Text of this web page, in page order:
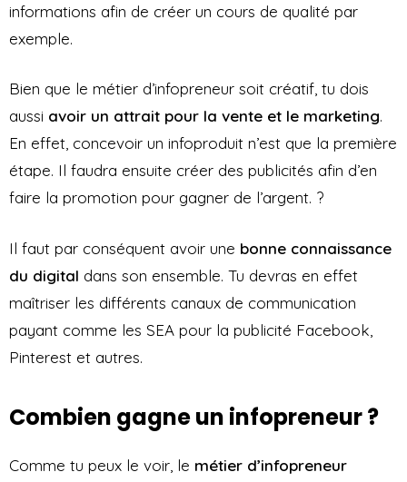
informations afin de créer un cours de qualité par
exemple.
Bien que le métier d’infopreneur soit créatif, tu dois
aussi avoir un attrait pour la vente et le marketing.
En effet, concevoir un infoproduit n’est que la première
étape. Il faudra ensuite créer des publicités afin d’en
faire la promotion pour gagner de l’argent. ?
Il faut par conséquent avoir une bonne connaissance
du digital dans son ensemble. Tu devras en effet
maîtriser les différents canaux de communication
payant comme les SEA pour la publicité Facebook,
Pinterest et autres.
Combien gagne un infopreneur ?
Comme tu peux le voir, le métier d’infopreneur